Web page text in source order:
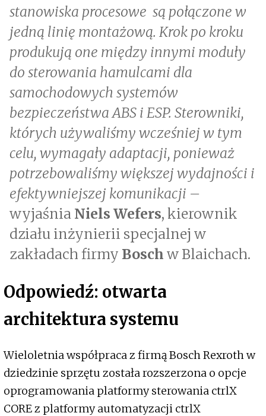
stanowiska procesowe są połączone w
jedną linię montażową. Krok po kroku
produkują one między innymi moduły
do sterowania hamulcami dla
samochodowych systemów
bezpieczeństwa ABS i ESP. Sterowniki,
których używaliśmy wcześniej w tym
celu, wymagały adaptacji, ponieważ
potrzebowaliśmy większej wydajności i
efektywniejszej komunikacji –
wyjaśnia Niels Wefers, kierownik
działu inżynierii specjalnej w
zakładach firmy Bosch w Blaichach.
Odpowiedź: otwarta
architektura systemu
Wieloletnia współpraca z firmą Bosch Rexroth w
dziedzinie sprzętu została rozszerzona o opcje
oprogramowania platformy sterowania ctrlX
CORE z platformy automatyzacji ctrlX